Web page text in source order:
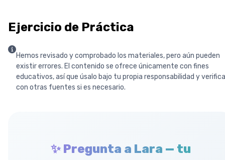
Ejercicio de Práctica
Hemos revisado y comprobado los materiales, pero aún pueden
existir errores. El contenido se ofrece únicamente con fines
educativos, así que úsalo bajo tu propia responsabilidad y verifica
con otras fuentes si es necesario.
✨ Pregunta a Lara — tu